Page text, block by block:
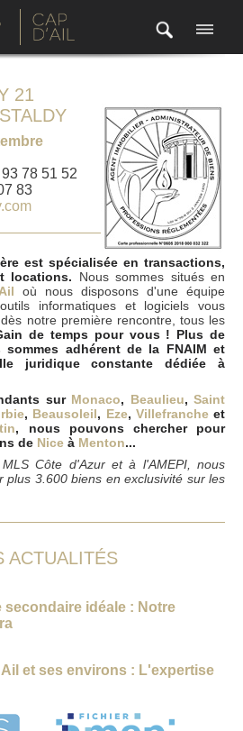
21
78 51 52
83
est spécialisée en transactions,
locations. Nous sommes situés en
où nous disposons d'une équipe
informatiques et logiciels vous
notre première rencontre, tous les
de temps pour vous ! Plus de
adhérent de la FNAIM et
juridique constante dédiée à
sur Monaco, Beaulieu,Saint
, Beausoleil, Eze, Villefrancheet
, nous pouvons chercher pour
de Nice à Menton...
Côte d'Azur et à l'AMEPI, nous
plus 3.600 biens en exclusivité sur les
ACTUALITÉS
idéale : Notre
et ses environs : L'expertise